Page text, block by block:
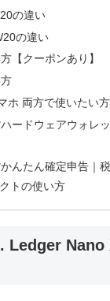
の違い
の違い
【クーポンあり】
ホ 両方で使いたい方
ードウェアウォレ
んたん確定申告｜
トの使い方
Ledger Nano